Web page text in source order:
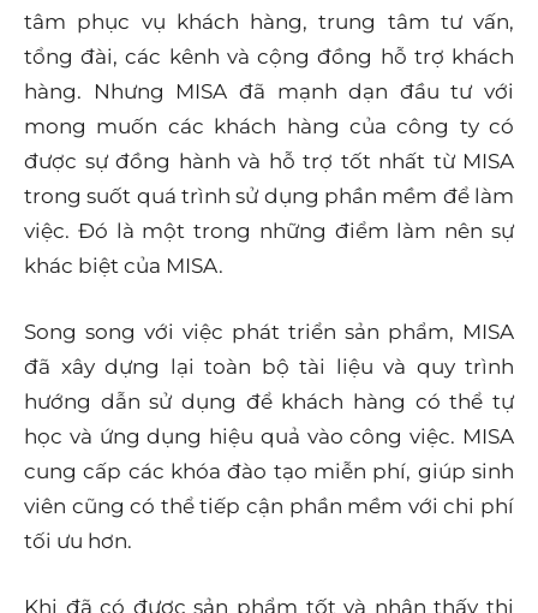
tâm phục vụ khách hàng, trung tâm tư vấn,
tổng đài, các kênh và cộng đồng hỗ trợ khách
hàng. Nhưng MISA đã mạnh dạn đầu tư với
mong muốn các khách hàng của công ty có
được sự đồng hành và hỗ trợ tốt nhất từ MISA
trong suốt quá trình sử dụng phần mềm để làm
việc. Đó là một trong những điểm làm nên sự
khác biệt của MISA.
Song song với việc phát triển sản phẩm, MISA
đã xây dựng lại toàn bộ tài liệu và quy trình
hướng dẫn sử dụng để khách hàng có thể tự
học và ứng dụng hiệu quả vào công việc. MISA
cung cấp các khóa đào tạo miễn phí, giúp sinh
viên cũng có thể tiếp cận phần mềm với chi phí
tối ưu hơn.
Khi đã có được sản phẩm tốt và nhận thấy thị